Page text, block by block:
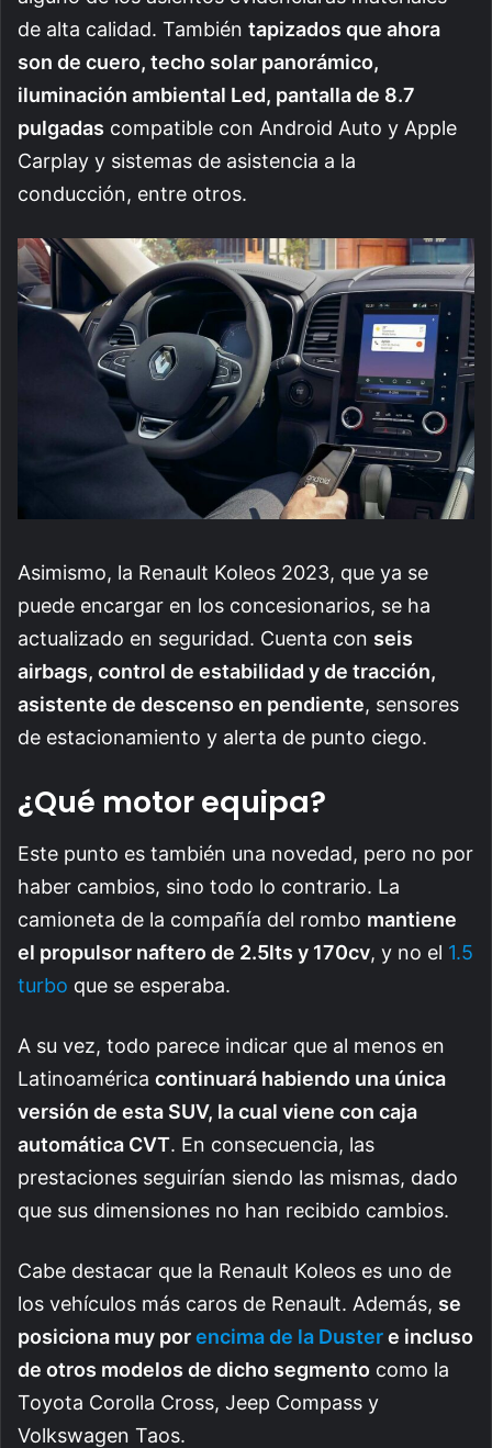
de alta calidad. También tapizados que ahora
son de cuero, techo solar panorámico,
iluminación ambiental Led, pantalla de 8.7
pulgadas compatible con Android Auto y Apple
Carplay y sistemas de asistencia a la
conducción, entre otros.
Asimismo, la Renault Koleos 2023, que ya se
puede encargar en los concesionarios, se ha
actualizado en seguridad. Cuenta con seis
airbags, control de estabilidad y de tracción,
asistente de descenso en pendiente, sensores
de estacionamiento y alerta de punto ciego.
¿Qué motor equipa?
Este punto es también una novedad, pero no por
haber cambios, sino todo lo contrario. La
camioneta de la compañía del rombo mantiene
el propulsor naftero de 2.5lts y 170cv, y no el 1.5
turbo que se esperaba.
A su vez, todo parece indicar que al menos en
Latinoamérica continuará habiendo una única
versión de esta SUV, la cual viene con caja
automática CVT. En consecuencia, las
prestaciones seguirían siendo las mismas, dado
que sus dimensiones no han recibido cambios.
Cabe destacar que la Renault Koleos es uno de
los vehículos más caros de Renault. Además, se
posiciona muy porencima de la Dustere incluso
de otros modelos de dicho segmento como la
Toyota Corolla Cross, Jeep Compass y
Volkswagen Taos.